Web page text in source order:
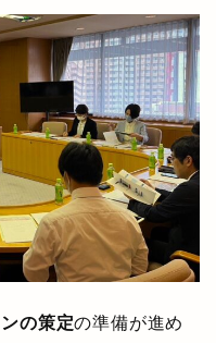
の策定の準備が進め